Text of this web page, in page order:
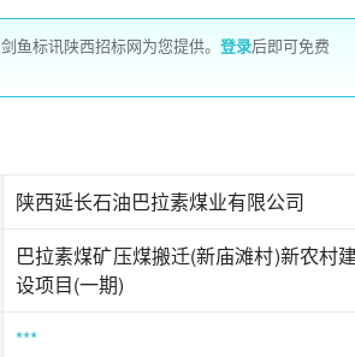
鱼标讯陕西招标网为您提供。 登录后即可免费
陕西延长石油巴拉素煤业有限公司
巴拉素煤矿压煤搬迁(新庙滩村)新农村
设项目(一期)
***